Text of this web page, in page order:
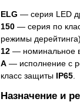
ELG — серия LED
150 — серия по
режимы дерейтинга).
12 — номинальное
A — исполнение с
класс защиты IP65
Назначение и